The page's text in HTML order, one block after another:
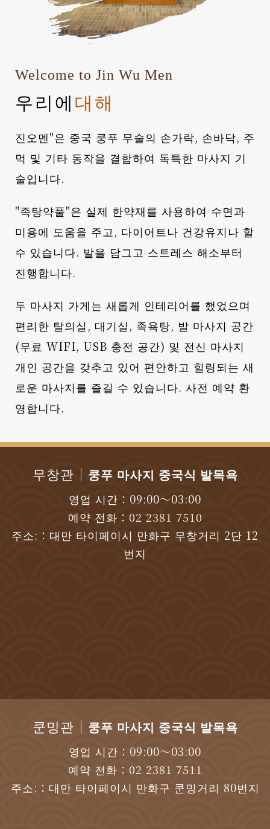
Welcome to Jin Wu Men
우리에대해
진오멘"은 중국 쿵푸 무술의 손가락, 손바닥, 주
먹 및 기타 동작을 결합하여 독특한 마사지 기
술입니다.
"족탕약풀"은 실제 한약재를 사용하여 수면과
미용에 도움을 주고, 다이어트나 건강유지나 할
수 있습니다. 발을 담그고 스트레스 해소부터
진행합니다.
두 마사지 가게는 새롭게 인테리어를 했었으며
편리한 탈의실, 대기실, 족욕탕, 발 마사지 공간
(무료 WIFI, USB 충전 공간) 및 전신 마사지
개인 공간을 갖추고 있어 편안하고 힐링되는 새
로운 마사지를 즐길 수 있습니다. 사전 예약 환
영합니다.
무창관｜ 쿵푸 마사지 중국식 발목욕
영업 시간：09:00～03:00
예약 전화： 02 2381 7510
주소:：대만 타이페이시 만화구 무창거리 2단 12
번지
쿤밍관｜ 쿵푸 마사지 중국식 발목욕
영업 시간：09:00～03:00
예약 전화： 02 2381 7511
주소:：대만 타이페이시 만화구 쿤밍거리 80번지